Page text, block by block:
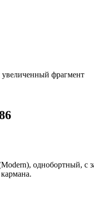
фрагмент
однобортный, с